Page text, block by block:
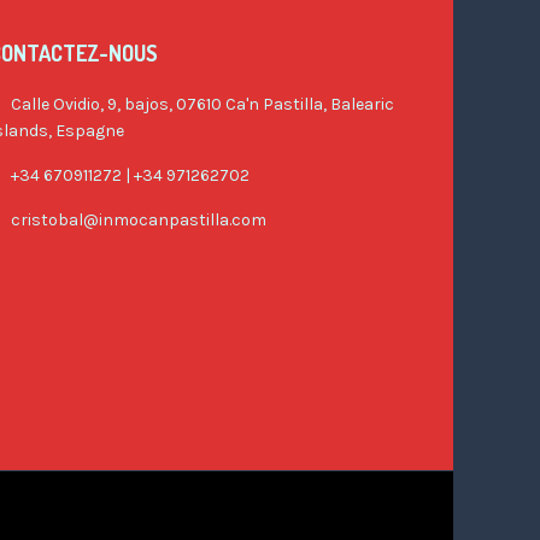
NOUS
Calle Ovidio, 9, bajos, 07610 Ca'n Pastilla, Balearic
Espagne
+34 670911272 | +34 971262702
cristobal@inmocanpastilla.com